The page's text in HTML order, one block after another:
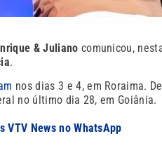
& Juliano comunicou,
.
nos dias 3 e 4, em Roraima.
no último dia 28, em Goiânia.
VTV News no WhatsApp